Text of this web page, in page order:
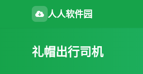
人人软件园
礼帽出行司机